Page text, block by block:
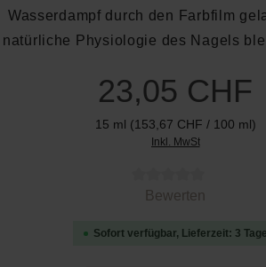
Wasserdampf durch den Farbfilm
natürliche Physiologie des Nagels
23,05 CHF
15 ml (153,67 CHF / 100 ml)
Inkl. MwSt
Bewertung von 0 von 5 Sternen
Bewerten
Sofort verfügbar, Lieferzeit: 3 Tage